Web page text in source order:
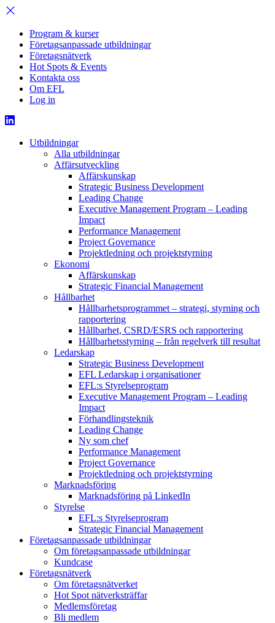
Program & kurser
Företagsanpassade utbildningar
Företagsnätverk
Hot Spots & Events
Kontakta oss
Om EFL
Log in
Utbildningar
Alla utbildningar
Affärsutveckling
Affärskunskap
Strategic Business Development
Leading Change
Executive Management Program – Leading
Impact
Performance Management
Project Governance
Projektledning och projektstyrning
Ekonomi
Affärskunskap
Strategic Financial Management
Hållbarhet
Hållbarhetsprogrammet – strategi, styrning och
rapportering
Hållbarhet, CSRD/ESRS och rapportering
Hållbarhetsstyrning – från regelverk till resultat
Ledarskap
Strategic Business Development
EFL Ledarskap i organisationer
EFL:s Styrelseprogram
Executive Management Program – Leading
Impact
Förhandlingsteknik
Leading Change
Ny som chef
Performance Management
Project Governance
Projektledning och projektstyrning
Marknadsföring
Marknadsföring på LinkedIn
Styrelse
EFL:s Styrelseprogram
Strategic Financial Management
Företagsanpassade utbildningar
Om företagsanpassade utbildningar
Kundcase
Företagsnätverk
Om företagsnätverket
Hot Spot nätverksträffar
Medlemsföretag
Bli medlem